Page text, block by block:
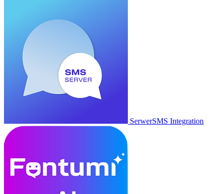
SerwerSMS Integration